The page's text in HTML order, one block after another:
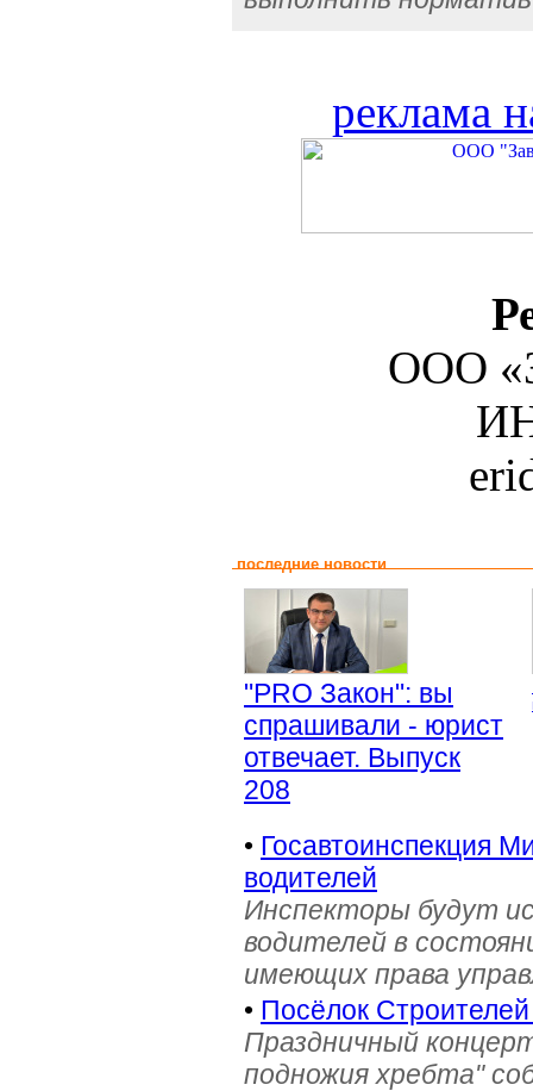
реклама
ООО
последние новости
"PRO Закон": вы
спрашивали - юрист
отвечает. Выпуск
208
• Госавтоинспекция
водителей
Инспекторы будут
водителей в
имеющих права
• Посёлок
Праздничный
подножия хребта"